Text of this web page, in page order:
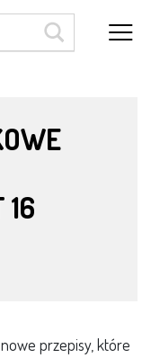
16
przepisy, które